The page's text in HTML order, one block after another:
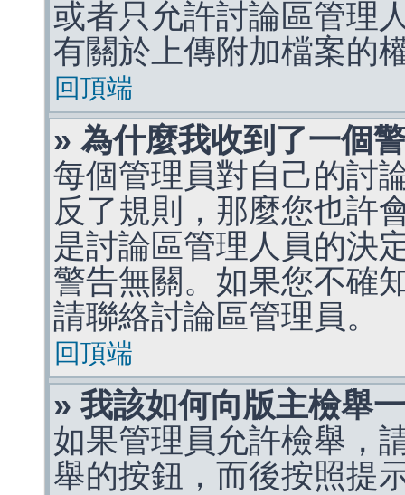
或者只允許討論區管理
有關於上傳附加檔案的
回頂端
» 為什麼我收到了一個
每個管理員對自己的討
反了規則，那麼您也許
是討論區管理人員的決
警告無關。如果您不確
請聯絡討論區管理員。
回頂端
» 我該如何向版主檢舉
如果管理員允許檢舉，
舉的按鈕，而後按照提